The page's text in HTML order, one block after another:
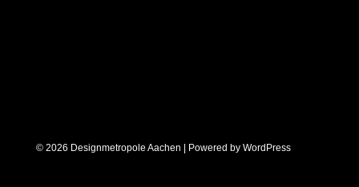
© 2026 Designmetropole Aachen | Powered by WordPress